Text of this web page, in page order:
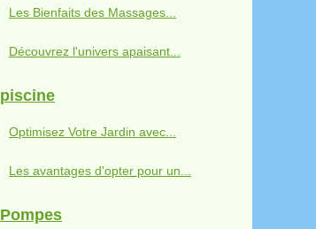
Les Bienfaits des Massages...
Découvrez l'univers apaisant...
piscine
Optimisez Votre Jardin avec...
Les avantages d'opter pour un...
Pompes